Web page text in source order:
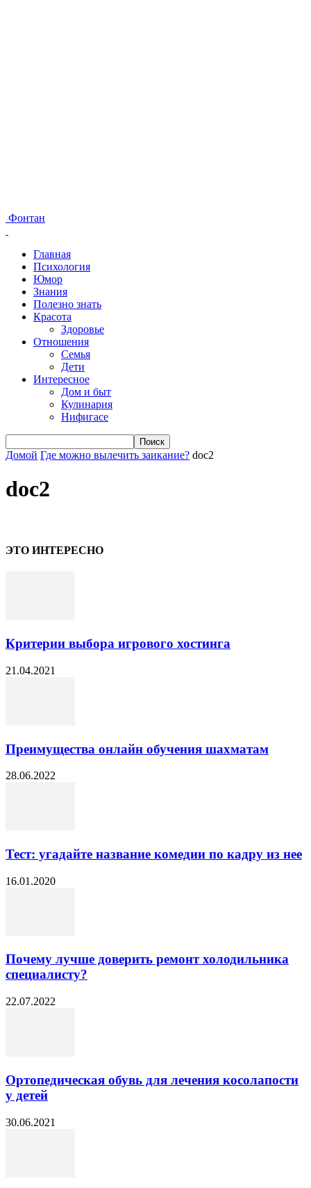
Фонтан
Главная
Психология
Юмор
Знания
Полезно знать
Красота
Здоровье
Отношения
Семья
Дети
Интересное
Дом и быт
Кулинария
Нифигасе
Домой Где можно вылечить заикание? doc2
doc2
ЭТО ИНТЕРЕСНО
Критерии выбора игрового хостинга
21.04.2021
Преимущества онлайн обучения шахматам
28.06.2022
Тест: угадайте название комедии по кадру из нее
16.01.2020
Почему лучше доверить ремонт холодильника
специалисту?
22.07.2022
Ортопедическая обувь для лечения косолапости
у детей
30.06.2021